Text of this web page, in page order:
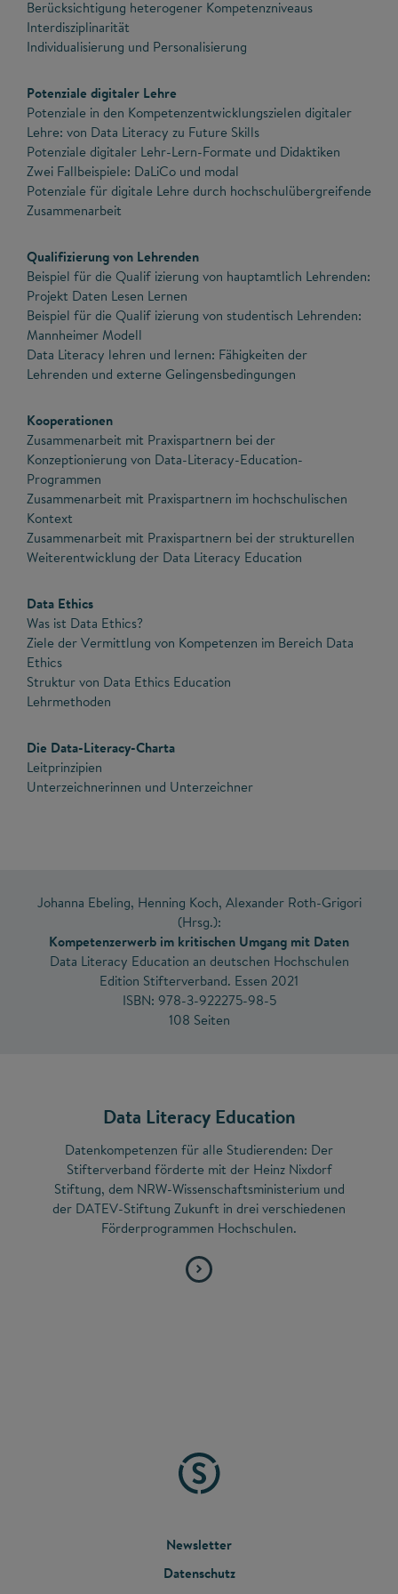
Berücksichtigung heterogener Kompetenzniveaus
Interdisziplinarität
Individualisierung und Personalisierung
Potenziale digitaler Lehre
Potenziale in den Kompetenzentwicklungszielen digitaler
Lehre: von Data Literacy zu Future Skills
Potenziale digitaler Lehr-Lern-Formate und Didaktiken
Zwei Fallbeispiele: DaLiCo und modal
Potenziale für digitale Lehre durch hochschulübergreifende
Zusammenarbeit
Qualifizierung von Lehrenden
Beispiel für die Qualif izierung von hauptamtlich Lehrenden:
Projekt Daten Lesen Lernen
Beispiel für die Qualif izierung von studentisch Lehrenden:
Mannheimer Modell
Data Literacy lehren und lernen: Fähigkeiten der
Lehrenden und externe Gelingensbedingungen
Kooperationen
Zusammenarbeit mit Praxispartnern bei der
Konzeptionierung von Data-Literacy-Education-
Programmen
Zusammenarbeit mit Praxispartnern im hochschulischen
Kontext
Zusammenarbeit mit Praxispartnern bei der strukturellen
Weiterentwicklung der Data Literacy Education
Data Ethics
Was ist Data Ethics?
Ziele der Vermittlung von Kompetenzen im Bereich Data
Ethics
Struktur von Data Ethics Education
Lehrmethoden
Die Data-Literacy-Charta
Leitprinzipien
Unterzeichnerinnen und Unterzeichner
Johanna Ebeling, Henning Koch, Alexander Roth-Grigori
(Hrsg.):
Kompetenzerwerb im kritischen Umgang mit Daten
Data Literacy Education an deutschen Hochschulen
Edition Stifterverband. Essen 2021
ISBN: 978-3-922275-98-5
108 Seiten
Data Literacy Education
Datenkompetenzen für alle Studierenden: Der
Stifterverband förderte mit der Heinz Nixdorf
Stiftung, dem NRW-Wissenschaftsministerium und
der DATEV-Stiftung Zukunft in drei verschiedenen
Förderprogrammen Hochschulen.
FOOTER
MENU
Newsletter
Datenschutz